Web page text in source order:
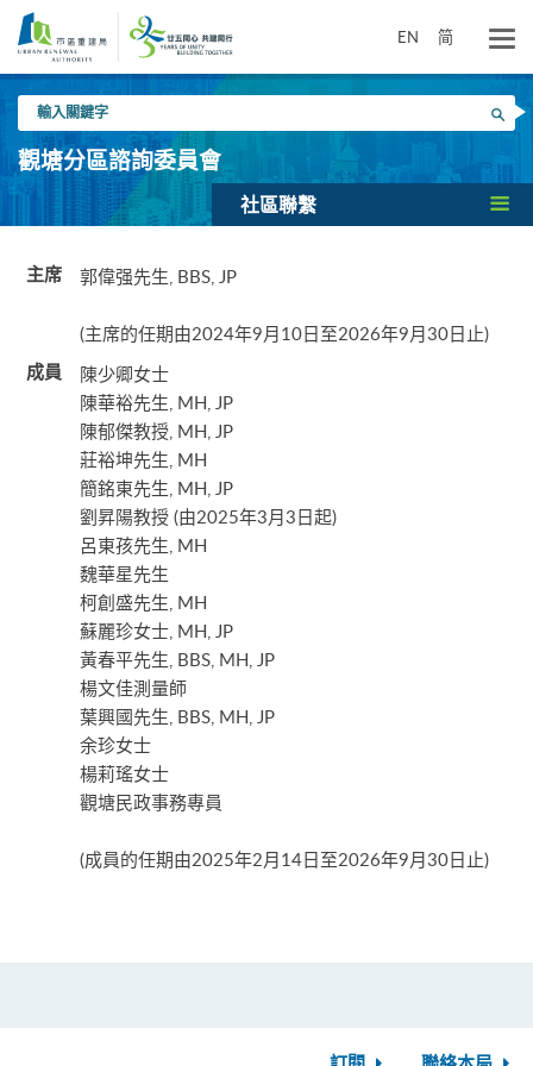
要
EN 简
入
關
鍵
搜尋
觀塘分區諮詢委員會
社區聯繫
主席 郭偉强先生, BBS, JP
(主席的任期由2024年9月10日至2026年9月30日止)
成員
陳少卿女士
陳華裕先生, MH, JP
陳郁傑教授, MH, JP
莊裕坤先生, MH
簡銘東先生, MH, JP
劉昇陽教授 (由2025年3月3日起)
呂東孩先生, MH
魏華星先生
柯創盛先生, MH
蘇麗珍女士, MH, JP
黃春平先生, BBS, MH, JP
楊文佳測量師
葉興國先生, BBS, MH, JP
余珍女士
楊莉瑤女士
觀塘民政事務專員
(成員的任期由2025年2月14日至2026年9月30日止)